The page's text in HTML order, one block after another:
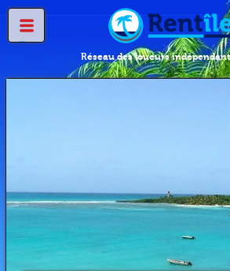
Réseau des loueurs